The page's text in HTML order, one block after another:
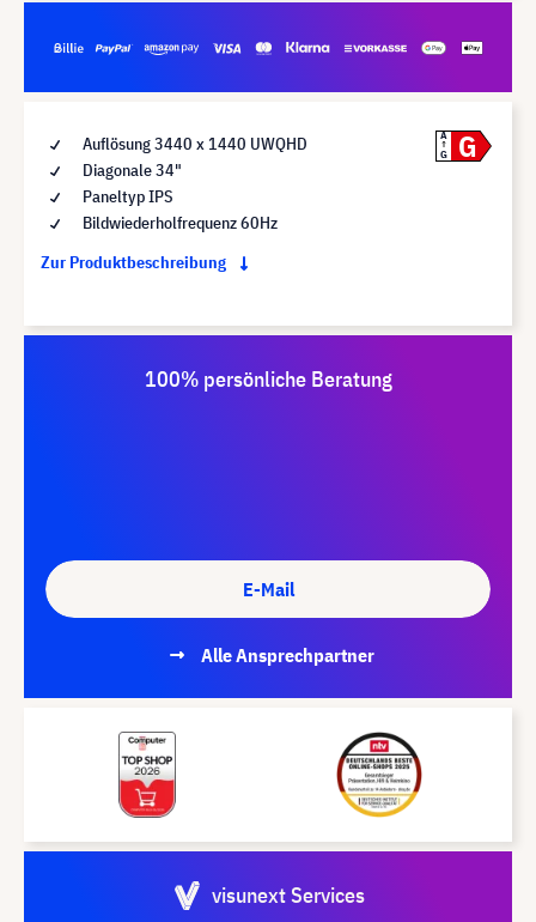
Auflösung 3440 x 1440 UWQHD
Diagonale 34"
Paneltyp IPS
Bildwiederholfrequenz 60Hz
Zur Produktbeschreibung
A
G
G
100% persönliche Beratung
E-Mail
Alle Ansprechpartner
visunext Services